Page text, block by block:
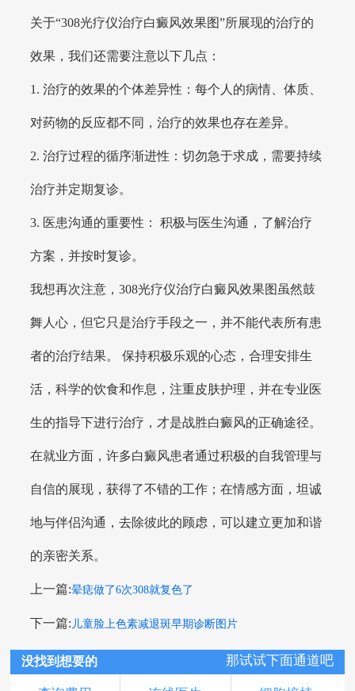
关于“308光疗仪治疗白癜风效果图”所展现的治疗的
效果，我们还需要注意以下几点：
1. 治疗的效果的个体差异性：每个人的病情、体质、
对药物的反应都不同，治疗的效果也存在差异。
2. 治疗过程的循序渐进性：切勿急于求成，需要持续
治疗并定期复诊。
3. 医患沟通的重要性： 积极与医生沟通，了解治疗
方案，并按时复诊。
我想再次注意，308光疗仪治疗白癜风效果图虽然鼓
舞人心，但它只是治疗手段之一，并不能代表所有患
者的治疗结果。 保持积极乐观的心态，合理安排生
活，科学的饮食和作息，注重皮肤护理，并在专业医
生的指导下进行治疗，才是战胜白癜风的正确途径。
在就业方面，许多白癜风患者通过积极的自我管理与
自信的展现，获得了不错的工作；在情感方面，坦诚
地与伴侣沟通，去除彼此的顾虑，可以建立更加和谐
的亲密关系。
上一篇:晕痣做了6次308就复色了
下一篇: 儿童脸上色素减退斑早期诊断图片
没找到想要的 那试试下面通道吧